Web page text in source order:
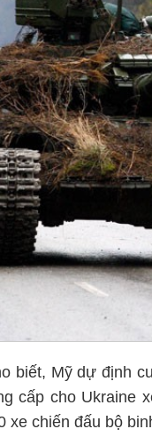
biết, Mỹ dự định
cấp cho Ukraine
xe chiến đấu bộ